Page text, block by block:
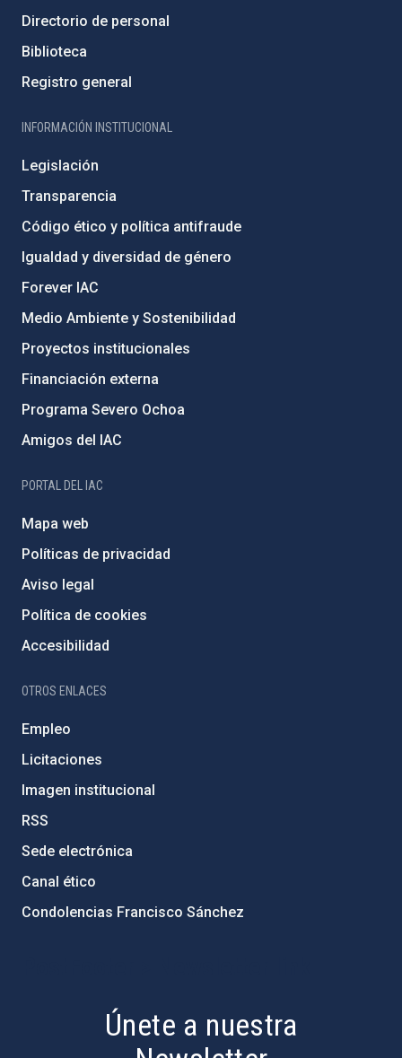
Directorio de personal
Biblioteca
Registro general
INFORMACIÓN INSTITUCIONAL
Legislación
Transparencia
Código ético y política antifraude
Igualdad y diversidad de género
Forever IAC
Medio Ambiente y Sostenibilidad
Proyectos institucionales
Financiación externa
Programa Severo Ochoa
Amigos del IAC
PORTAL DEL IAC
Mapa web
Políticas de privacidad
Aviso legal
Política de cookies
Accesibilidad
OTROS ENLACES
Empleo
Licitaciones
Imagen institucional
RSS
Sede electrónica
Canal ético
Condolencias Francisco Sánchez
Únete a nuestra